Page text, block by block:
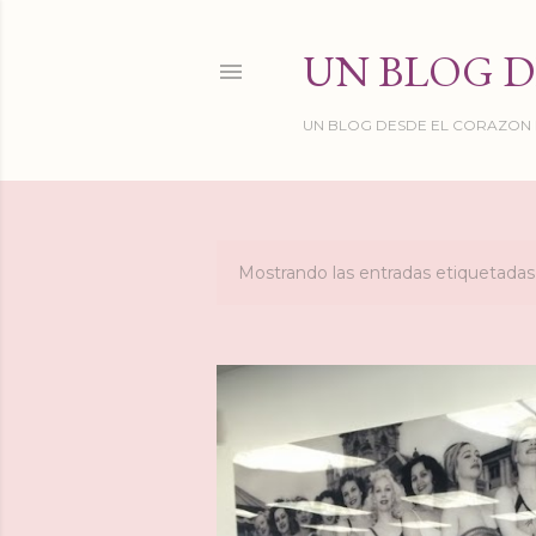
UN BLOG
UN BLOG DESDE EL
t
r
Mostrando las entradas